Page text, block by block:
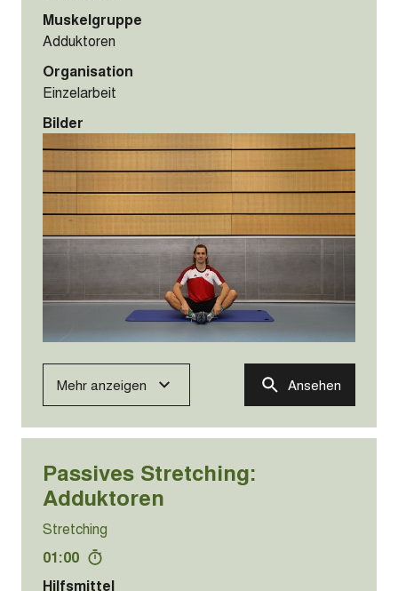
Muskelgruppe
Adduktoren
Organisation
Einzelarbeit
Bilder
Mehr anzeigen Ansehen
Passives Stretching:
Adduktoren
Stretching
01:00
Hilfsmittel